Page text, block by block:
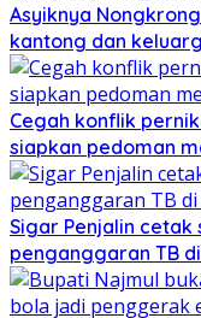
Asyiknya
kantong dan
Cegah konflik
siapkan pedoman
Sigar Penjalin
penganggaran TB